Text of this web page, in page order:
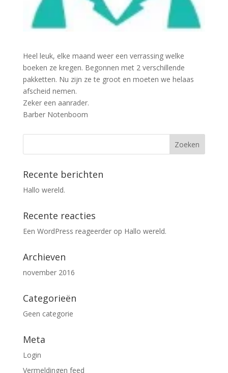
Heel leuk, elke maand weer een verrassing welke
boeken ze kregen. Begonnen met 2 verschillende
pakketten. Nu zijn ze te groot en moeten we helaas
afscheid nemen.
Zeker een aanrader.
Barber Notenboom
Recente berichten
Hallo wereld.
Recente reacties
Een WordPress reageerderop Hallo wereld.
Archieven
november 2016
Categorieën
Geen categorie
Meta
Login
Vermeldingen feed